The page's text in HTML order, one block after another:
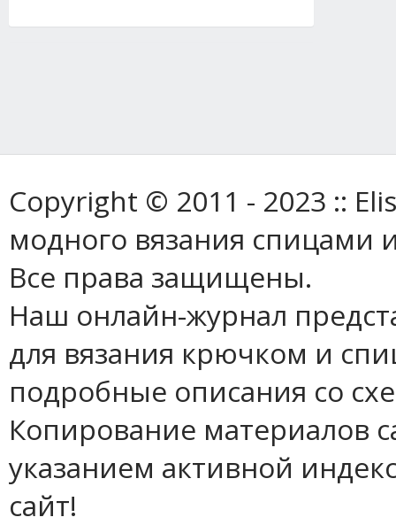
Copyright © 2011 - 2023 ::
модного вязания спицами
Все права защищены.
Наш онлайн-журнал
для вязания крючком и
подробные описания со
Копирование материалов
указанием активной
сайт!